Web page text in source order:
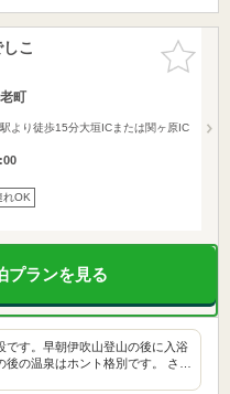
お気に入
りに追加
こ
町
より徒歩15分大垣ICまたは関ヶ原IC
れOK
プランを見る
です。早朝伊吹山登山の後に入浴
の温泉はホント格別です。 さ…